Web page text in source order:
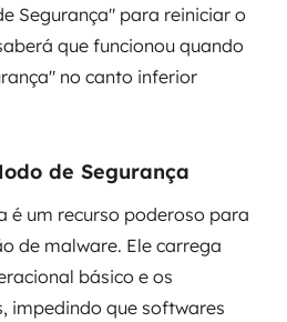
Segurança" para reiniciar o
que funcionou quando
no canto inferior
de Segurança
é um recurso poderoso para
de malware. Ele carrega
básico e os
impedindo que softwares